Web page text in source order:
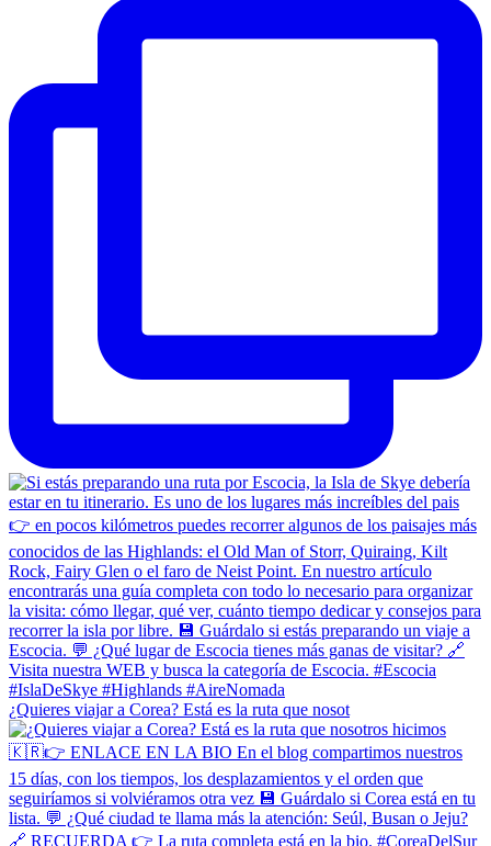
¿Quieres viajar a Corea? Está es la ruta que nosot